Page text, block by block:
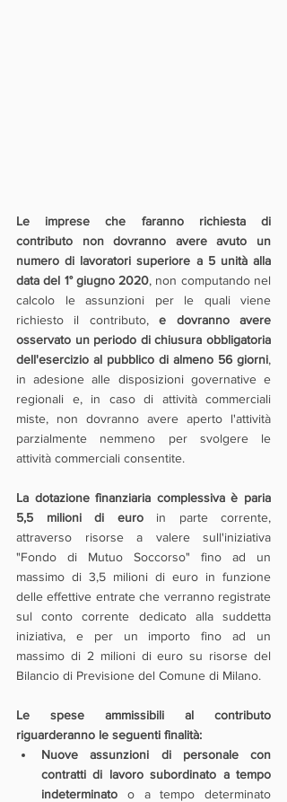
Le imprese che faranno richiesta di
contributo non dovranno avere avuto un
numero di lavoratori superiore a 5 unità alla
data del 1° giugno 2020, non computando nel
calcolo le assunzioni per le quali viene
richiesto il contributo, e dovranno avere
osservato un periodo di chiusura obbligatoria
dell'esercizio al pubblico di almeno 56 giorni,
in adesione alle disposizioni governative e
regionali e, in caso di attività commerciali
miste, non dovranno avere aperto l'attività
parzialmente nemmeno per svolgere le
attività commerciali consentite.
La dotazione finanziaria complessiva è paria
5,5 milioni di euro in parte corrente,
attraverso risorse a valere sull'iniziativa
"Fondo di Mutuo Soccorso" fino ad un
massimo di 3,5 milioni di euro in funzione
delle effettive entrate che verranno registrate
sul conto corrente dedicato alla suddetta
iniziativa, e per un importo fino ad un
massimo di 2 milioni di euro su risorse del
Bilancio di Previsione del Comune di Milano.
Le spese ammissibili al contributo
riguarderanno le seguenti finalità:
Nuove assunzioni di personale con
contratti di lavoro subordinato a tempo
indeterminato o a tempo determinato